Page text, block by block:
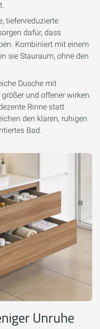
tiefenreduzierte
dafür, dass
Kombiniert mit einem
sie Stauraum, ohne den
Dusche mit
und offener wirken.
Rinne statt
den klaren, ruhigen
Bad.
Unruhe